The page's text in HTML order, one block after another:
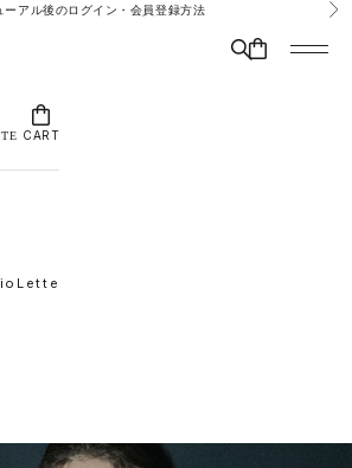
ーアル後のログイン・会員登録方法 次
メニュ
検索CART
CART